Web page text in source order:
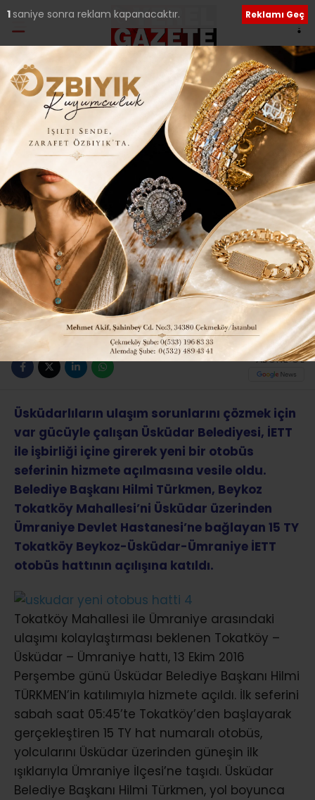
Ana Sayfa›Genel
ŞEHİR İÇİ ULAŞIMA BİR
KOLAYLIK DAHA; 15 TY
YOLLARDA..
Giriş: 14-10-2016 00:11
Güncelleme: 14-10-2016 00:12
209 Genel İLÇELERDEN HABERLER
ABONE OL
Üsküdarlıların ulaşım sorunlarını çözmek için
var gücüyle çalışan Üsküdar Belediyesi, İETT
ile işbirliği içine girerek yeni bir otobüs
seferinin hizmete açılmasına vesile oldu.
Belediye Başkanı Hilmi Türkmen, Beykoz
Tokatköy Mahallesi’ni Üsküdar üzerinden
Ümraniye Devlet Hastanesi’ne bağlayan 15 TY
Tokatköy Beykoz-Üsküdar-Ümraniye İETT
otobüs hattının açılışına katıldı.
Tokatköy Mahallesi ile Ümraniye arasındaki
ulaşımı kolaylaştırması beklenen Tokatköy –
Üsküdar – Ümraniye hattı, 13 Ekim 2016
Perşembe günü Üsküdar Belediye Başkanı Hilmi
TÜRKMEN’in katılımıyla hizmete açıldı. İlk seferini
sabah saat 05:45’te Tokatköy’den başlayarak
gerçekleştiren 15 TY hat numaralı otobüs,
yolcularını Üsküdar üzerinden güneşin ilk
ışıklarıyla Ümraniye İlçesi’ne taşıdı. Üsküdar
Belediye Başkanı Hilmi Türkmen, yol boyunca